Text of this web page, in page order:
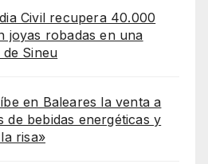
Civil recupera 40.000
joyas robadas en una
Sineu
en Baleares la venta a
de bebidas energéticas y
risa»